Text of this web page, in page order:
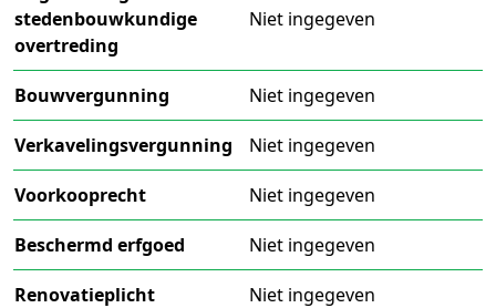
stedenbouwkundige
overtreding
Niet ingegeven
Bouwvergunning Niet ingegeven
Verkavelingsvergunning Niet ingegeven
Voorkooprecht Niet ingegeven
Beschermd erfgoed Niet ingegeven
Renovatieplicht Niet ingegeven